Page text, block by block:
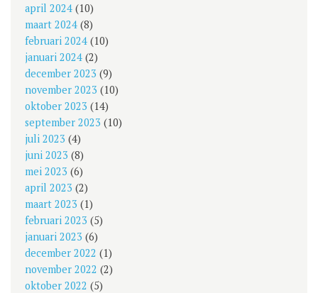
april 2024 (10)
maart 2024 (8)
februari 2024 (10)
januari 2024 (2)
december 2023 (9)
november 2023 (10)
oktober 2023 (14)
september 2023 (10)
juli 2023 (4)
juni 2023 (8)
mei 2023 (6)
april 2023 (2)
maart 2023 (1)
februari 2023 (5)
januari 2023 (6)
december 2022 (1)
november 2022 (2)
oktober 2022 (5)